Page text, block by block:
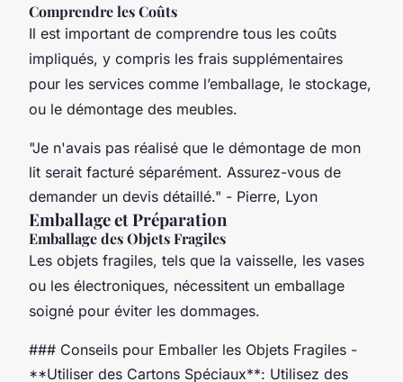
Comprendre les Coûts
Il est important de comprendre tous les coûts
impliqués, y compris les frais supplémentaires
pour les services comme l’emballage, le stockage,
ou le démontage des meubles.
"Je n'avais pas réalisé que le démontage de mon
lit serait facturé séparément. Assurez-vous de
demander un devis détaillé." - Pierre, Lyon
Emballage et Préparation
Emballage des Objets Fragiles
Les objets fragiles, tels que la vaisselle, les vases
ou les électroniques, nécessitent un emballage
soigné pour éviter les dommages.
### Conseils pour Emballer les Objets Fragiles -
**Utiliser des Cartons Spéciaux**: Utilisez des